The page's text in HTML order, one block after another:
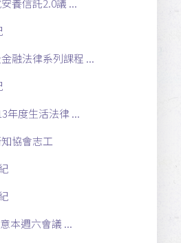
養信託2.0議 ...
融法律系列課程 ...
年度生活法律 ...
協會志工
本週六會議 ...